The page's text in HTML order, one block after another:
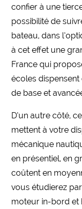
confier à une
possibilité de
bateau, dans
à cet effet une
France qui
écoles
de base et
D’un autre côté,
mettent à votre
mécanique
en présentiel, en
coûtent en
vous étudierez
moteur in-bord et